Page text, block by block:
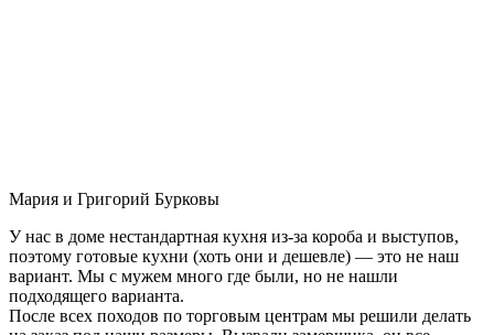
Мария и Григорий Бурковы
У нас в доме нестандартная кухня из-за короба и выступов,
поэтому готовые кухни (хоть они и дешевле) — это не наш
вариант. Мы с мужем много где были, но не нашли
подходящего варианта.
После всех походов по торговым центрам мы решили делать